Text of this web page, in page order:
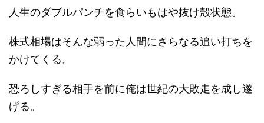
人生のダブルパンチを食らいもはや抜け殻状態。
株式相場はそんな弱った人間にさらなる追い打ちを
かけてくる。
恐ろしすぎる相手を前に俺は世紀の大敗走を成し遂
げる。